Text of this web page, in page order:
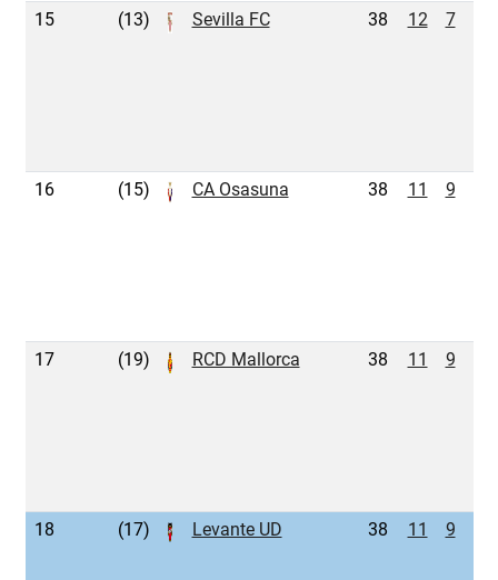
15 (13) Sevilla FC 38 12 7
16 (15) CA Osasuna 38 11 9
17 (19) RCD Mallorca 38 11 9
18 (17) Levante UD 38 11 9